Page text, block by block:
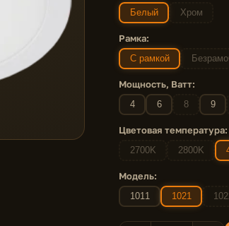
Белый Хром
Рамка:
С рамкой
Мощность, Ватт:
4 6 8 9
Цветовая температура:
2700K 2800K
Модель:
1011 1021